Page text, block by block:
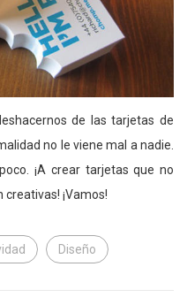
de las tarjetas de
no le viene mal a nadie.
¡A crear tarjetas que no
¡Vamos!
Diseño